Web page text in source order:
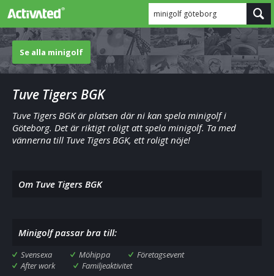
minigolf göteborg
Se alla minigolf
Tuve Tigers BGK
Tuve Tigers BGK är platsen där ni kan spela minigolf i
Göteborg. Det är riktigt roligt att spela minigolf. Ta med
vännerna till Tuve Tigers BGK, ett roligt nöje!
Om Tuve Tigers BGK
Minigolf passar bra till:
Svensexa Möhippa
Företagsevent
After work
Familjeaktivitet